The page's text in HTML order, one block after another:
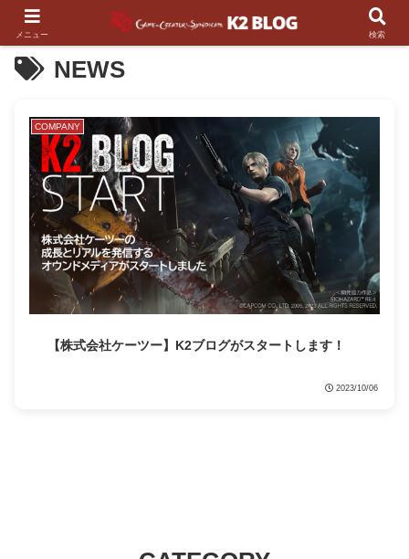
NEWS
COMPANY
【株式会社ケーツー】K2ブログがスタートします！
2023/10/06
メニュー 検索